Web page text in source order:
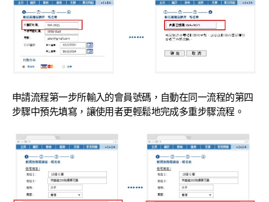
申請流程第一步所輸入的會員號碼，自動在同一流程的第四
步驟中預先填寫，讓使用者更輕鬆地完成多重步驟流程。